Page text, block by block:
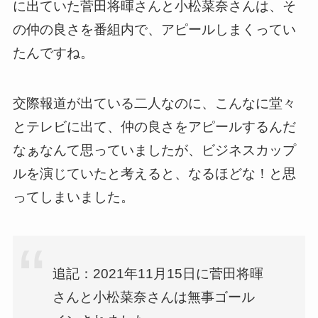
に出ていた菅田将暉さんと小松菜奈さんは、そ
の仲の良さを番組内で、アピールしまくってい
たんですね。
交際報道が出ている二人なのに、こんなに堂々
とテレビに出て、仲の良さをアピールするんだ
なぁなんて思っていましたが、ビジネスカップ
ルを演じていたと考えると、なるほどな！と思
ってしまいました。
追記： 2021年11月15日に菅田将暉
さんと小松菜奈さんは無事ゴール